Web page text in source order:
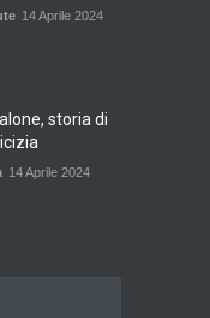
14 Aprile 2024
storia di
14 Aprile 2024